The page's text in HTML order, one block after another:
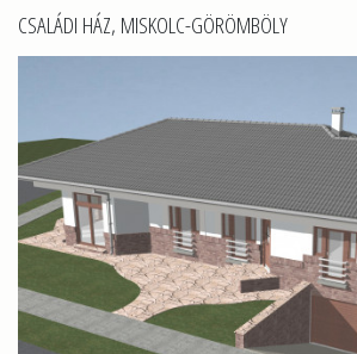
CSALÁDI HÁZ, MISKOLC-GÖRÖMBÖLY